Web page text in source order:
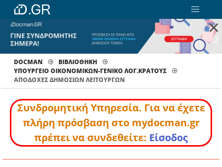
×
DOCMAN
ΒΙΒΛΙΟΘΗΚΗ
ΥΠΟΥΡΓΕΙΟ ΟΙΚΟΝΟΜΙΚΩΝ-ΓΕΝΙΚΟ ΛΟΓ.ΚΡΑΤΟΥΣ
ΑΠΟΔΟΧΕΣ ΔΗΜΟΣΙΩΝ ΛΕΙΤΟΥΡΓΩΝ
Συνδρομητική Υπηρεσία. Για να έχετε
πλήρη πρόσβαση στο mydocman.gr
πρέπει να συνδεθείτε: Είσοδος